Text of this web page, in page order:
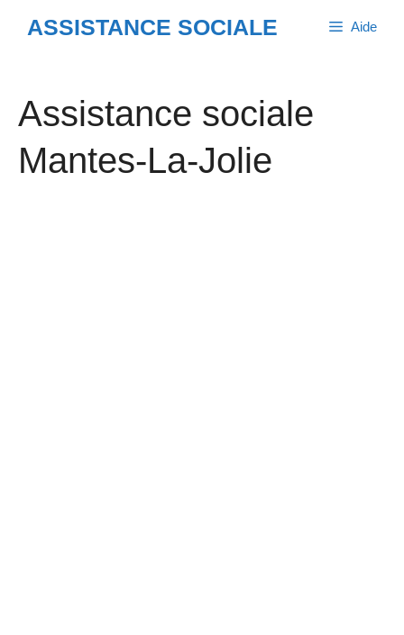
ASSISTANCE SOCIALE Aide
Assistance sociale
Mantes-La-Jolie